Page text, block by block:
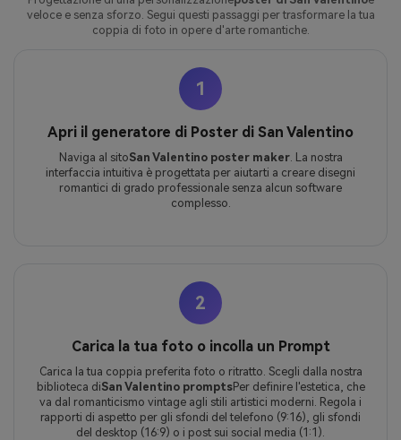
veloce e senza sforzo. Segui questi passaggi per trasformare la tua
coppia di foto in opere d'arte romantiche.
1
Apri il generatore di Poster di San Valentino
Naviga al sitoSan Valentino poster maker. La nostra
interfaccia intuitiva è progettata per aiutarti a creare disegni
romantici di grado professionale senza alcun software
complesso.
2
Carica la tua foto o incolla un Prompt
Carica la tua coppia preferita foto o ritratto. Scegli dalla nostra
biblioteca diSan Valentino promptsPer definire l'estetica, che
va dal romanticismo vintage agli stili artistici moderni. Regola i
rapporti di aspetto per gli sfondi del telefono (9:16), gli sfondi
del desktop (16:9) o i post sui social media (1:1).